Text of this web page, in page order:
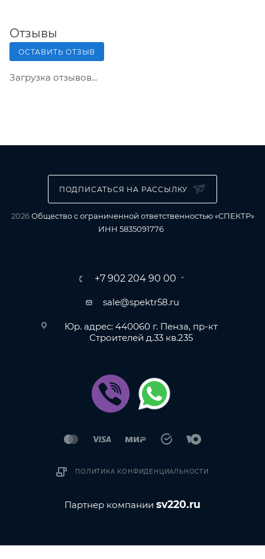
Отзывы
ОСТАВИТЬ ОТЗЫВ
Загрузка отзывов...
ПОДПИСАТЬСЯ НА РАССЫЛКУ
2026Общество с ограниченной ответственностью «СПЕКТР»
ИНН 5835091776
+7 902 204 90 00
sale@spektr58.ru
Юр. адрес: 440060 г. Пенза, пр-кт
Строителей д.33 кв.235
ПОЛИТИКА КОНФИДЕНЦИАЛЬНОСТИ
Партнер компании sv220.ru